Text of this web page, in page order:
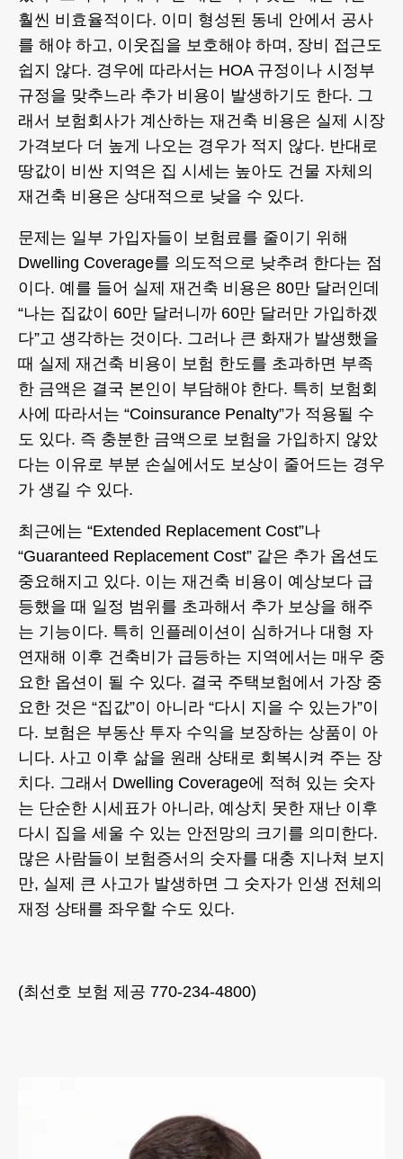
훨씬 비효율적이다. 이미 형성된 동네 안에서 공사
를 해야 하고, 이웃집을 보호해야 하며, 장비 접근도
쉽지 않다. 경우에 따라서는 HOA 규정이나 시정부
규정을 맞추느라 추가 비용이 발생하기도 한다. 그
래서 보험회사가 계산하는 재건축 비용은 실제 시장
가격보다 더 높게 나오는 경우가 적지 않다. 반대로
땅값이 비싼 지역은 집 시세는 높아도 건물 자체의
재건축 비용은 상대적으로 낮을 수 있다.
문제는 일부 가입자들이 보험료를 줄이기 위해
Dwelling Coverage를 의도적으로 낮추려 한다는 점
이다. 예를 들어 실제 재건축 비용은 80만 달러인데
“나는 집값이 60만 달러니까 60만 달러만 가입하겠
다”고 생각하는 것이다. 그러나 큰 화재가 발생했을
때 실제 재건축 비용이 보험 한도를 초과하면 부족
한 금액은 결국 본인이 부담해야 한다. 특히 보험회
사에 따라서는 “Coinsurance Penalty”가 적용될 수
도 있다. 즉 충분한 금액으로 보험을 가입하지 않았
다는 이유로 부분 손실에서도 보상이 줄어드는 경우
가 생길 수 있다.
최근에는 “Extended Replacement Cost”나
“Guaranteed Replacement Cost” 같은 추가 옵션도
중요해지고 있다. 이는 재건축 비용이 예상보다 급
등했을 때 일정 범위를 초과해서 추가 보상을 해주
는 기능이다. 특히 인플레이션이 심하거나 대형 자
연재해 이후 건축비가 급등하는 지역에서는 매우 중
요한 옵션이 될 수 있다. 결국 주택보험에서 가장 중
요한 것은 “집값”이 아니라 “다시 지을 수 있는가”이
다. 보험은 부동산 투자 수익을 보장하는 상품이 아
니다. 사고 이후 삶을 원래 상태로 회복시켜 주는 장
치다. 그래서 Dwelling Coverage에 적혀 있는 숫자
는 단순한 시세표가 아니라, 예상치 못한 재난 이후
다시 집을 세울 수 있는 안전망의 크기를 의미한다.
많은 사람들이 보험증서의 숫자를 대충 지나쳐 보지
만, 실제 큰 사고가 발생하면 그 숫자가 인생 전체의
재정 상태를 좌우할 수도 있다.
(최선호 보험 제공 770-234-4800)